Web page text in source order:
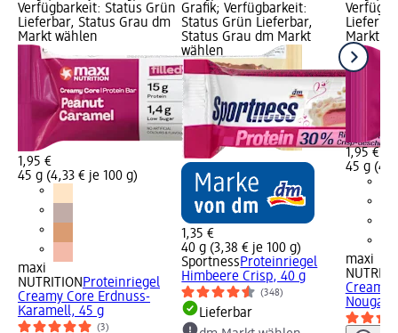
Verfügbarkeit: Status Grün
Lieferbar, Status Grau dm
Markt wählen
1,95 €
45 g (4,33 € je 100 g)
maxi
NUTRITION Proteinriegel
Creamy Core Erdnuss-
Karamell, 45 g
(3)
Grafik; Verfügbarkeit:
Status Grün Lieferbar,
Status Grau dm Markt
wählen
1,35 €
40 g (3,38 € je 100 g)
SportnessProteinriegel
Himbeere Crisp, 40 g
(348)
Lieferbar
Markt
1,95 €
45 g
maxi
Creamy
Nougat,